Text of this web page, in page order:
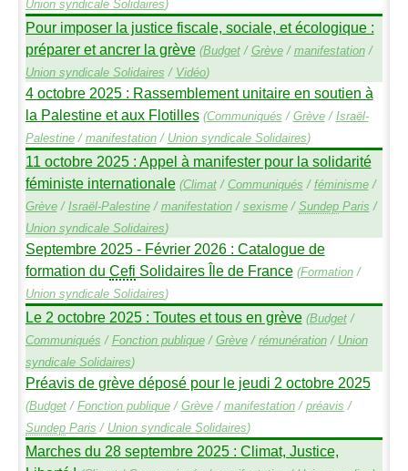
Union syndicale Solidaires)
Pour imposer la justice fiscale, sociale, et écologique :
préparer et ancrer la grève (Budget/ Grève/ manifestation/
Union syndicale Solidaires / Vidéo)
4 octobre 2025 : Rassemblement unitaire en soutien à
la Palestine et aux Flotilles (Communiqués / Grève/ Israël-
Palestine/ manifestation/ Union syndicale Solidaires)
11 octobre 2025 : Appel à manifester pour la solidarité
féministe internationale (Climat/ Communiqués / féminisme/
Grève/ Israël-Palestine/ manifestation/ sexisme/ SundepParis /
Union syndicale Solidaires)
Septembre 2025 - Février 2026 : Catalogue de
formation du Cefi Solidaires Île de France (Formation/
Union syndicale Solidaires)
Le 2 octobre 2025 : Toutes et tous en grève (Budget/
Communiqués / Fonction publique/ Grève/ rémunération/ Union
syndicale Solidaires)
Préavis de grève déposé pour le jeudi 2 octobre 2025
(Budget/ Fonction publique/ Grève/ manifestation/ préavis /
SundepParis / Union syndicale Solidaires)
Marches du 28 septembre 2025 : Climat, Justice,